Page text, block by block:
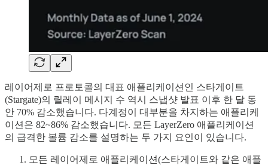
레이어제로 프로토콜의 대표 애플리케이션인 스타게이트
(Stargate)의 릴레이 메시지 수 역시 스냅샷 발표 이후 한 달 동
안 70% 감소했습니다. 다계정이 대부분을 차지하는 애플리케
이션은 82~86% 감소했습니다. 모든 LayerZero 애플리케이션
의 급격한 볼륨 감소를 설명하는 두 가지 요인이 있습니다.
모든 레이어제로 애플리케이션(스타게이트와 같은 애플